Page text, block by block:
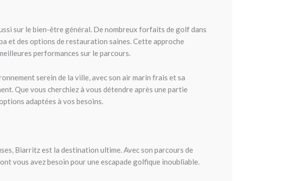
sur le bien-être général. De nombreux forfaits de golf dans
et des options de restauration saines. Cette approche
performances sur le parcours.
serein de la ville, avec son air marin frais et sa
Que vous cherchiez à vous détendre après une partie
adaptées à vos besoins.
Biarritz est la destination ultime. Avec son parcours de
vous avez besoin pour une escapade golfique inoubliable.